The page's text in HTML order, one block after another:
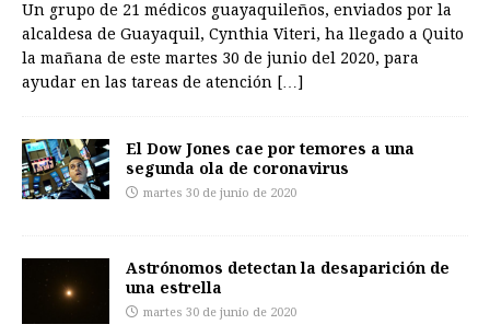
Un grupo de 21 médicos guayaquileños, enviados por la
alcaldesa de Guayaquil, Cynthia Viteri, ha llegado a Quito
la mañana de este martes 30 de junio del 2020, para
ayudar en las tareas de atención […]
El Dow Jones cae por temores a una
segunda ola de coronavirus
martes 30 de junio de 2020
Astrónomos detectan la desaparición de
una estrella
martes 30 de junio de 2020